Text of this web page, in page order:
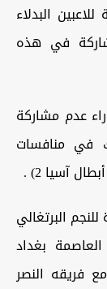
البدلاء
في هذه
عدم مشاركة
في منافسات
آسيا 2) .
البرتغالي
بغداد
فريقه النصر